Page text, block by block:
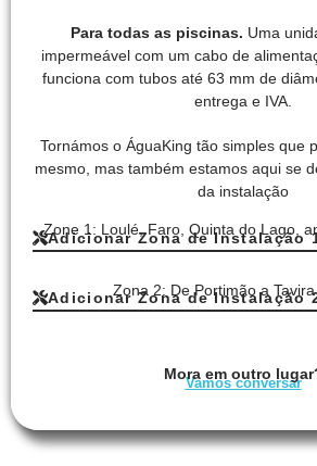
Para todas as piscinas. Uma
impermeável com um cabo de
funciona com tubos até 63 mm de
entrega e IVA.
Tornámos o ÁguaKing tão simples que
mesmo, mas também estamos aqui se
da instalação
Zone 1: Loulé, Faro, Quinta do Lago,
Adicionar Zona de Instalação
Zona 2: De Portimão a
Adicionar Zona de Instalação
Mora em outro
Vamos conversar